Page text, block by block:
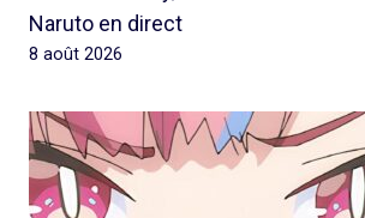
Naruto en direct
8 août 2026